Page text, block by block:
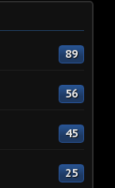
89
56
45
25